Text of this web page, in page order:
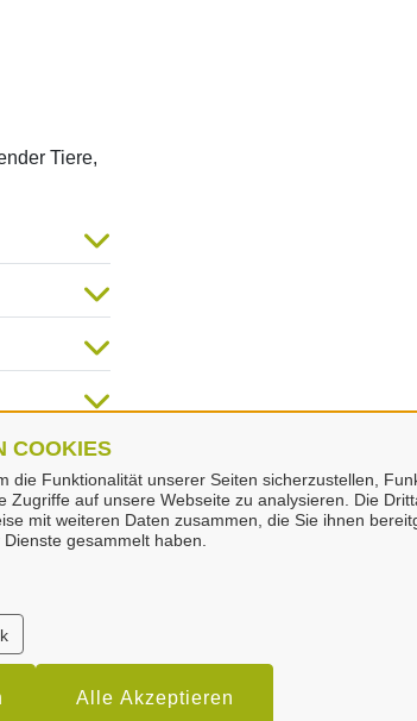
COOKIES
die Funktionalität unserer Seiten sicherzustellen,
Zugriffe auf unsere Webseite zu analysieren. Die
mit weiteren Daten zusammen, die Sie ihnen
gesammelt haben.
Alle Akzeptieren
Tiere,